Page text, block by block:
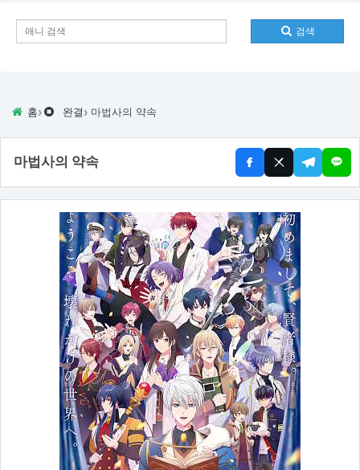
검색
홈› 완결 › 마법사의 약속
마법사의 약속